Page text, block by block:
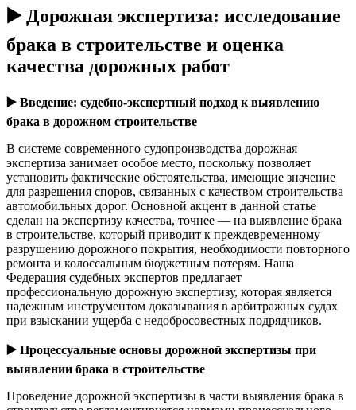
▶️ Дорожная экспертиза: исследование
брака в строительстве и оценка
качества дорожных работ
▶️ Введение: судебно-экспертный подход к выявлению
брака в дорожном строительстве
В системе современного судопроизводства дорожная
экспертиза занимает особое место, поскольку позволяет
установить фактические обстоятельства, имеющие значение
для разрешения споров, связанных с качеством строительства
автомобильных дорог. Основной акцент в данной статье
сделан на экспертизу качества, точнее — на выявление брака
в строительстве, который приводит к преждевременному
разрушению дорожного покрытия, необходимости повторного
ремонта и колоссальным бюджетным потерям. Наша
Федерация судебных экспертов предлагает
профессиональную дорожную экспертизу, которая является
надежным инструментом доказывания в арбитражных судах
при взыскании ущерба с недобросовестных подрядчиков.
▶️ Процессуальные основы дорожной экспертизы при
выявлении брака в строительстве
Проведение дорожной экспертизы в части выявления брака в